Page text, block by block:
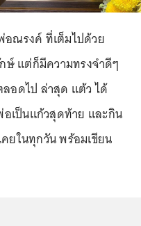
ณรงค์ ที่เต็มไปด้วย
ษ์ แต่ก็มีความทรงจำดีๆ
อดไป ล่าสุด แต้ว ได้
เป็นแก้วสุดท้าย และกิน
ยในทุกวัน พร้อมเขียน